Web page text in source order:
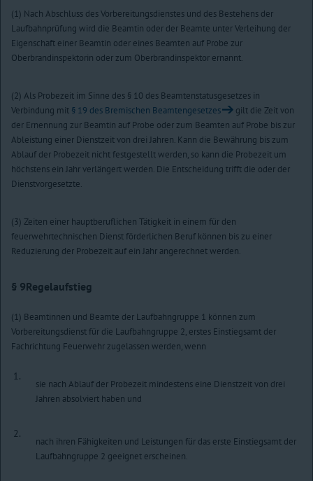
(1) Nach Abschluss des Vorbereitungsdienstes und des Bestehens der
Laufbahnprüfung wird die Beamtin oder der Beamte unter Verleihung der
Eigenschaft einer Beamtin oder eines Beamten auf Probe zur
Oberbrandinspektorin oder zum Oberbrandinspektor ernannt.
(2) Als Probezeit im Sinne des § 10 des Beamtenstatusgesetzes in
Verbindung mit § 19 des Bremischen Beamtengesetzes
gilt die Zeit von
der Ernennung zur Beamtin auf Probe oder zum Beamten auf Probe bis zur
Ableistung einer Dienstzeit von drei Jahren. Kann die Bewährung bis zum
Ablauf der Probezeit nicht festgestellt werden, so kann die Probezeit um
höchstens ein Jahr verlängert werden. Die Entscheidung trifft die oder der
Dienstvorgesetzte.
(3) Zeiten einer hauptberuflichen Tätigkeit in einem für den
feuerwehrtechnischen Dienst förderlichen Beruf können bis zu einer
Reduzierung der Probezeit auf ein Jahr angerechnet werden.
§ 9Regelaufstieg
(1) Beamtinnen und Beamte der Laufbahngruppe 1 können zum
Vorbereitungsdienst für die Laufbahngruppe 2, erstes Einstiegsamt der
Fachrichtung Feuerwehr zugelassen werden, wenn
1.
sie nach Ablauf der Probezeit mindestens eine Dienstzeit von drei
Jahren absolviert haben und
2.
nach ihren Fähigkeiten und Leistungen für das erste Einstiegsamt der
Laufbahngruppe 2 geeignet erscheinen.